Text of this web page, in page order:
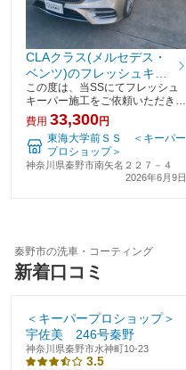
CLAクラス(メルセデス・
ベンツ)のフレッシュキー
パー
この度は、当SSにてフレッシュ
キーパー施工をご依頼いただき、
誠にありがとうございます。今回
施工させていただいたフレッシュ
キーパーは、 お車のツヤをしっ
かり引き出しつつ、汚れにくさも
大幅に向上する人気の
費用 33,300円
東海大学前ＳＳ ＜キーパー
プロショップ＞
神奈川県秦野市南矢名２２７－４
2026年6月9日
秦野市の洗車・コーティング
新着口コミ
＜キーパープロショップ＞
宇佐美 246号秦野
神奈川県秦野市水神町10-23
3.5